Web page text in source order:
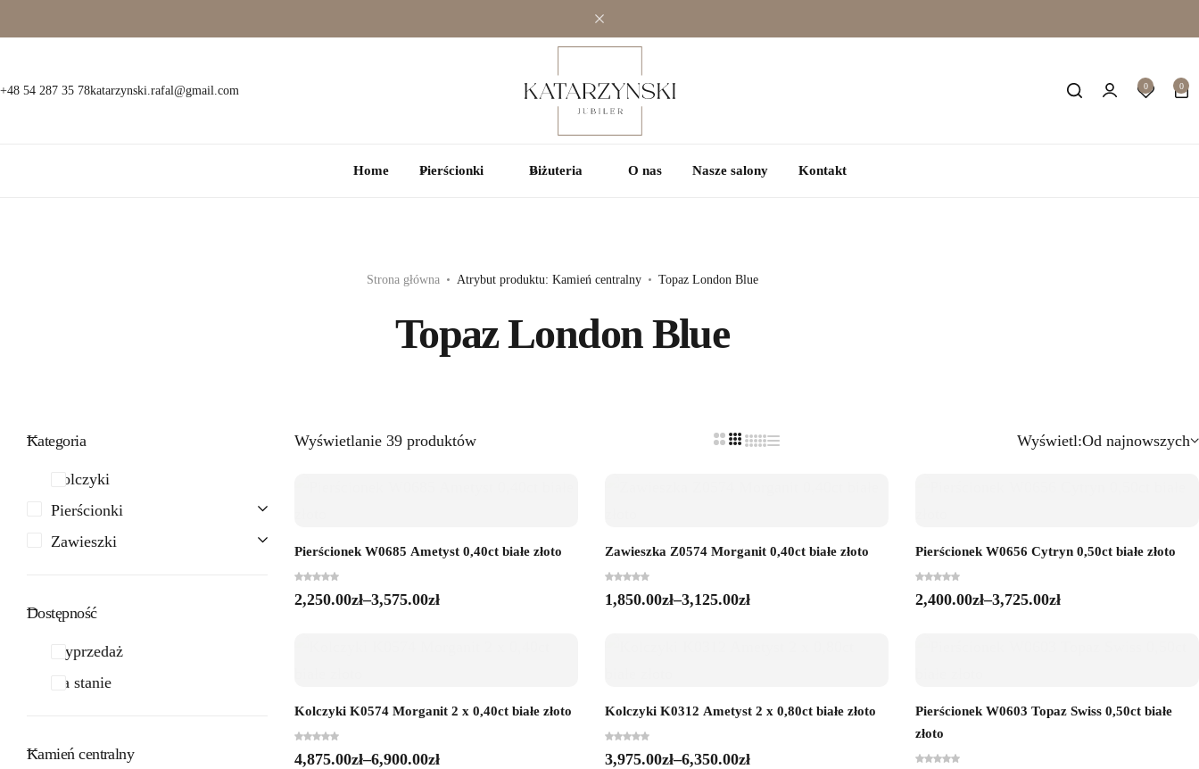
+48 54 287 35 78katarzynski.rafal@gmail.com 0 0
Home Pierścionki Biżuteria O nas Nasze salony Kontakt
Strona główna Atrybut produktu: Kamień centralny Topaz London Blue
Topaz London Blue
Wyświetlanie 39 produktów Wyświetl:Od najnowszych
Pierścionek W0685 Ametyst 0,40ct białe złoto
2,250.00zł–3,575.00zł
Zawieszka Z0574 Morganit 0,40ct białe złoto
1,850.00zł–3,125.00zł
Pierścionek W0656 Cytryn 0,50ct białe złoto
2,400.00zł–3,725.00zł
Kolczyki K0574 Morganit 2 x 0,40ct białe złoto
4,875.00zł–6,900.00zł
Kolczyki K0312 Ametyst 2 x 0,80ct białe złoto
3,975.00zł–6,350.00zł
Pierścionek W0603 Topaz Swiss 0,50ct białe
złoto
Kategoria
Kolczyki
Pierścionki
Zawieszki
Dostępność
Wyprzedaż
Na stanie
Kamień centralny